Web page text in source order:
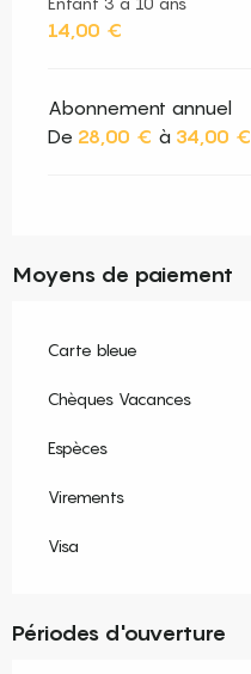
14,00 €
Abonnement annuel
De 28,00 € à 34,00 €
Moyens de paiement
Carte bleue
Chèques Vacances
Espèces
Virements
Visa
Périodes d'ouverture